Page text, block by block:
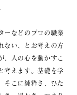
ーなどのプロの職業
ない、とお考えの方
、人の心を動かすこ
考えます。基礎を学
そこに純粋さ、ひた